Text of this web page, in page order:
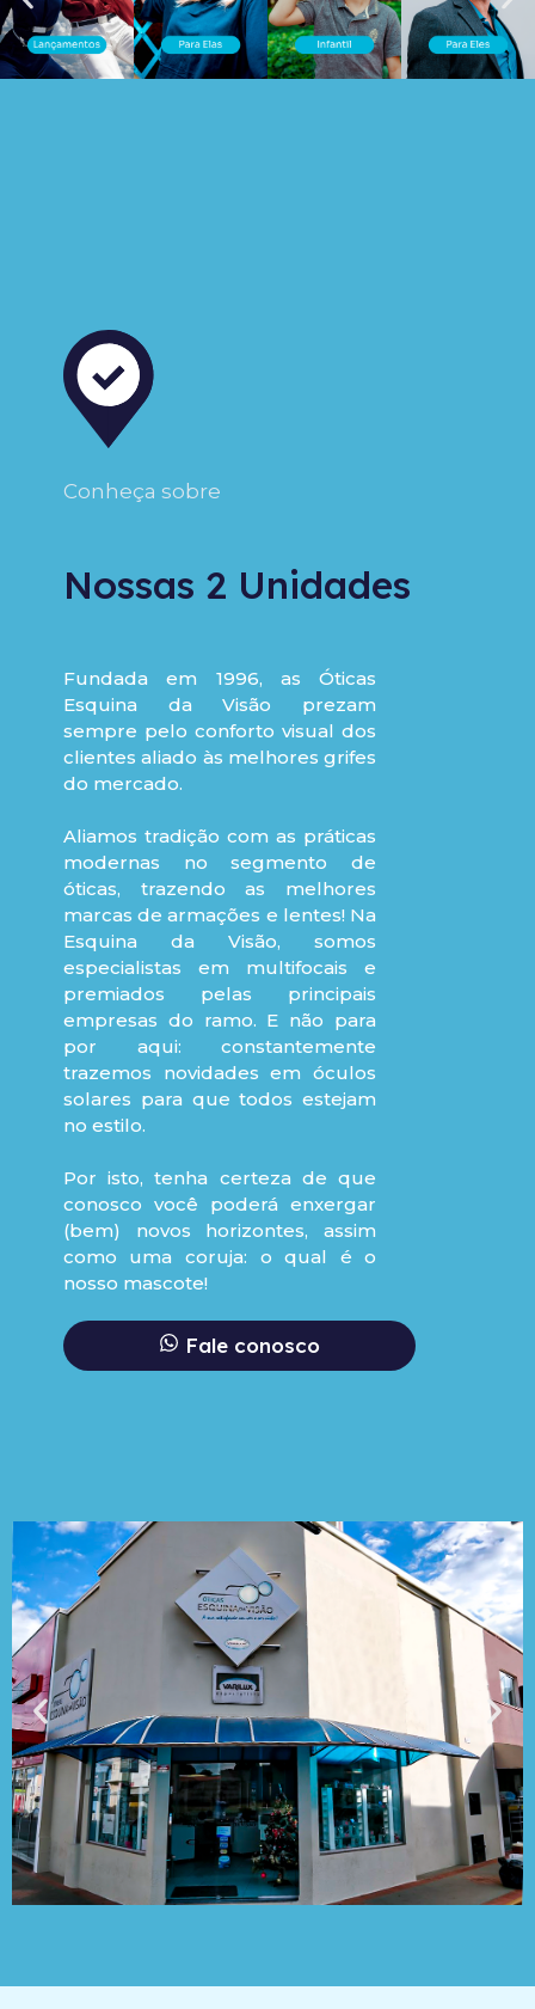
Conheça sobre
Nossas 2 Unidades
Fundada em 1996, as Óticas
Esquina da Visão prezam
sempre pelo conforto visual dos
clientes aliado às melhores grifes
do mercado.
Aliamos tradição com as práticas
modernas no segmento de
óticas, trazendo as melhores
marcas de armações e lentes! Na
Esquina da Visão, somos
especialistas em multifocais e
premiados pelas principais
empresas do ramo. E não para
por aqui: constantemente
trazemos novidades em óculos
solares para que todos estejam
no estilo.
Por isto, tenha certeza de que
conosco você poderá enxergar
(bem) novos horizontes, assim
como uma coruja: o qual é o
nosso mascote!
Fale conosco